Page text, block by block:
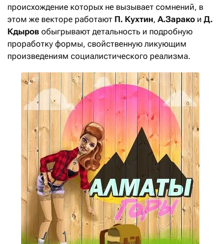
происхождение которых не вызывает сомнений, в
этом же векторе работают П. Кухтин, А.Зарако и Д.
Кдыров обыгрывают детальность и подробную
проработку формы, свойственную ликующим
произведениям социалистического реализма.